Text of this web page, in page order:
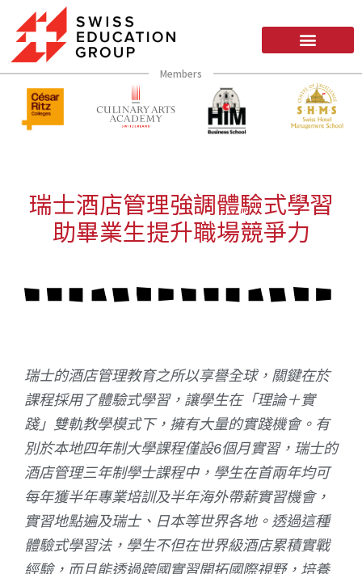
Members
瑞士酒店管理強調體驗式學習
助畢業生提升職場競爭力
瑞士的酒店管理教育之所以享譽全球，關鍵在於
課程採用了體驗式學習，讓學生在「理論＋實
踐」雙軌教學模式下，擁有大量的實踐機會。有
別於本地四年制大學課程僅設6個月實習，瑞士的
酒店管理三年制學士課程中，學生在首兩年均可
每年獲半年專業培訓及半年海外帶薪實習機會，
實習地點遍及瑞士、日本等世界各地。透過這種
體驗式學習法，學生不但在世界級酒店累積實戰
經驗，而且能透過跨國實習開拓國際視野，培養